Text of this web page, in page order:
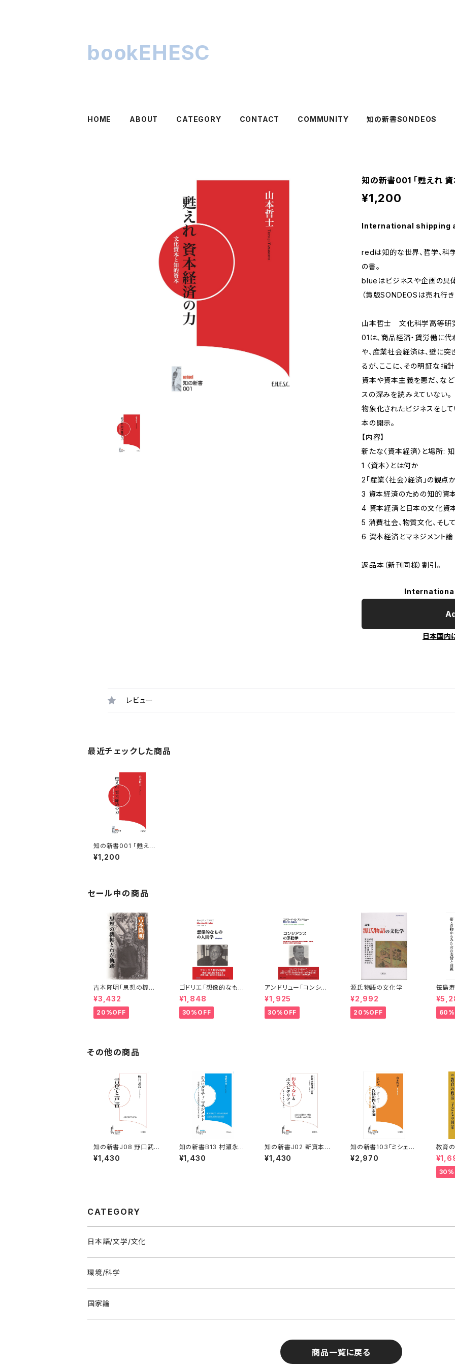
bookEHESC
HOME ABOUT CATEGORY CONTACT COMMUNITY 知の新書SONDEOS
知の新書001 「甦えれ
¥1,200
International shipping
redは知的な世界、哲学、科
の書。
blueはビジネスや企画の具
（黄版SONDEOSは売れ行
山本哲士 文化科学高等研究
01は、商品経済・賃労働に
や、産業社会経済は、壁に
るが、ここに、その明証な指
資本や資本主義を悪だ、な
スの深みを読みえていない。
物象化されたビジネスをし
本の開示。
【内容】
新たな〈資本経済〉と場所:
1 〈資本〉とは何か
2「産業〈社会〉経済」の観
3 資本経済のための知的資
4 資本経済と日本の文化資
5 消費社会、物質文化、そし
6 資本経済とマネジメント論
返品本（新刊同様）割引。
日本国内
レビュー
最近チェックした商品
知の新書001 「甦えれ
資本経済の力」
¥1,200
セール中の商品
吉本隆明「思想の機軸
とわが軌跡」
¥3,432
20%OFF
ゴドリエ「想像的なもの
の人間学」
¥1,848
30%OFF
アンドリュー「コンシア
ンスの系譜学」
¥1,925
30%OFF
源氏物語の文化学
¥2,992
20%OFF
笹島
みた
その他の商品
知の新書J08 野口武彦
「言葉と声音：小説言語
ことはじめ」
¥1,430
知の新書B13 村瀬永育
「ホスピタリティ・マネジ
メント」
¥1,430
知の新書J02 新資本経
済学会編「おもてなしと
ホスピタリティ」
¥1,430
知の新書103「ミシェ
ル・フーコーの統治性と
国家論」
¥2,970
教育
国家
CATEGORY
日本語/文学/文化
環境/科学
教育・医療
国家論
商品一覧に戻る